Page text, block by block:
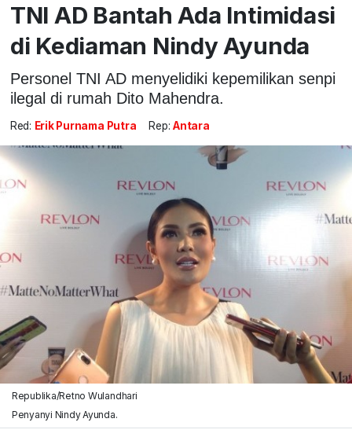
TNI AD Bantah Ada Intimidasi
di Kediaman Nindy Ayunda
Personel TNI AD menyelidiki kepemilikan senpi
ilegal di rumah Dito Mahendra.
Red: Erik Purnama Putra Rep: Antara
Republika/Retno Wulandhari
Penyanyi Nindy Ayunda.